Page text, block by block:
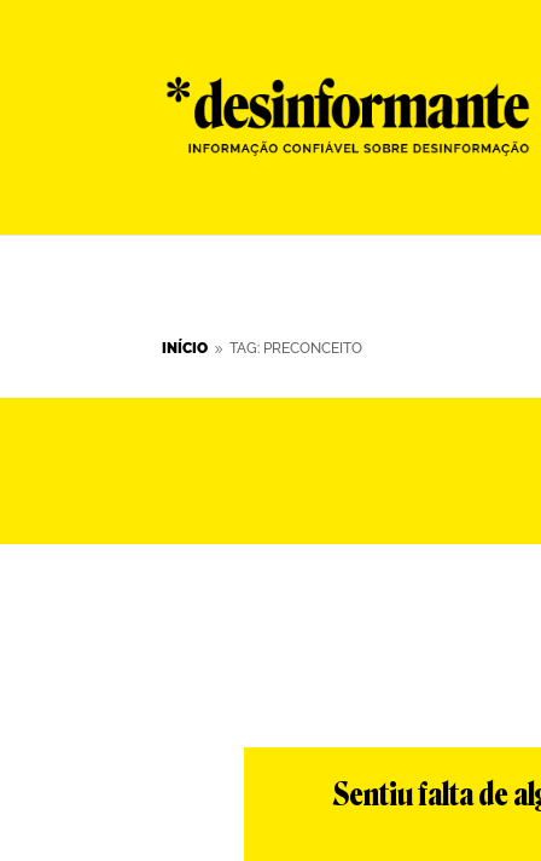
INÍCIO 9 TAG: PRECONCEITO
Sentiu falta de